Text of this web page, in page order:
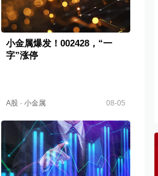
小金属爆发！002428，“一
字”涨停
A股· 小金属 08-05